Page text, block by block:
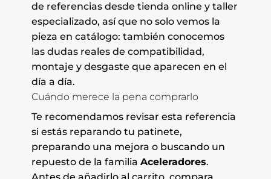
de referencias desde tienda online y taller
especializado, así que no solo vemos la
pieza en catálogo: también conocemos
las dudas reales de compatibilidad,
montaje y desgaste que aparecen en el
día a día.
Cuándo merece la pena comprarlo
Te recomendamos revisar esta referencia
si estás reparando tu patinete,
preparando una mejora o buscando un
repuesto de la familia Aceleradores.